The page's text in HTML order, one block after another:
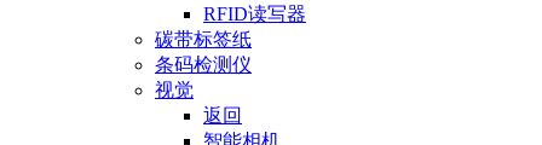
RFID读写器
碳带标签纸
条码检测仪
视觉
返回
智能相机